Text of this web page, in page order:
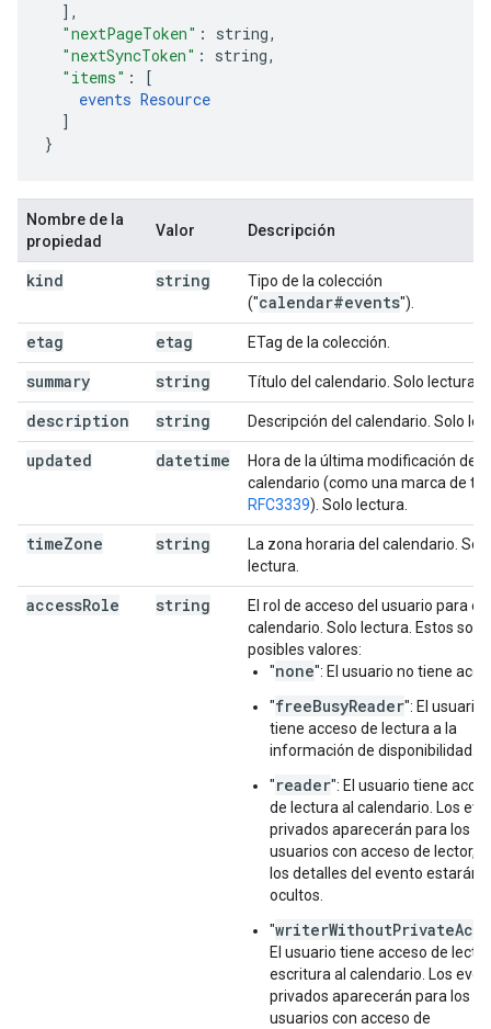
],
"nextPageToken" : string,
"nextSyncToken" : string,
"items" :
[
events Resource
]
}
Nombre de la
propiedad
Valor Descripción
kind string
Tipo de la colección
("calendar#events").
etag etag ETag de la colección.
summary string Título del calendario. Solo lectura.
description string Descripción del calendario. Solo
updated datetime
Hora de la última modificación del
calendario (como una marca de
RFC3339). Solo lectura.
timeZone string
La zona horaria del calendario. Solo
lectura.
accessRole string
El rol de acceso del usuario para
calendario. Solo lectura. Estos son
posibles valores:
"none": El usuario no tiene
"freeBusyReader": El usuario
tiene acceso de lectura a la
información de disponibilidad.
"reader": El usuario tiene
de lectura al calendario. Los
privados aparecerán para los
usuarios con acceso de lector,
los detalles del evento estarán
ocultos.
"
El usuario tiene acceso de
escritura al calendario. Los
privados aparecerán para los
usuarios con acceso de